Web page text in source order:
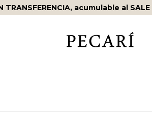
TRANSFERENCIA, acumulable al SALE